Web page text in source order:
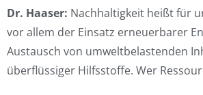
Dr. Haaser: Nachhaltigkeit heißt für
vor allem der Einsatz erneuerbarer
Austausch von umweltbelastenden
überflüssiger Hilfsstoffe. Wer